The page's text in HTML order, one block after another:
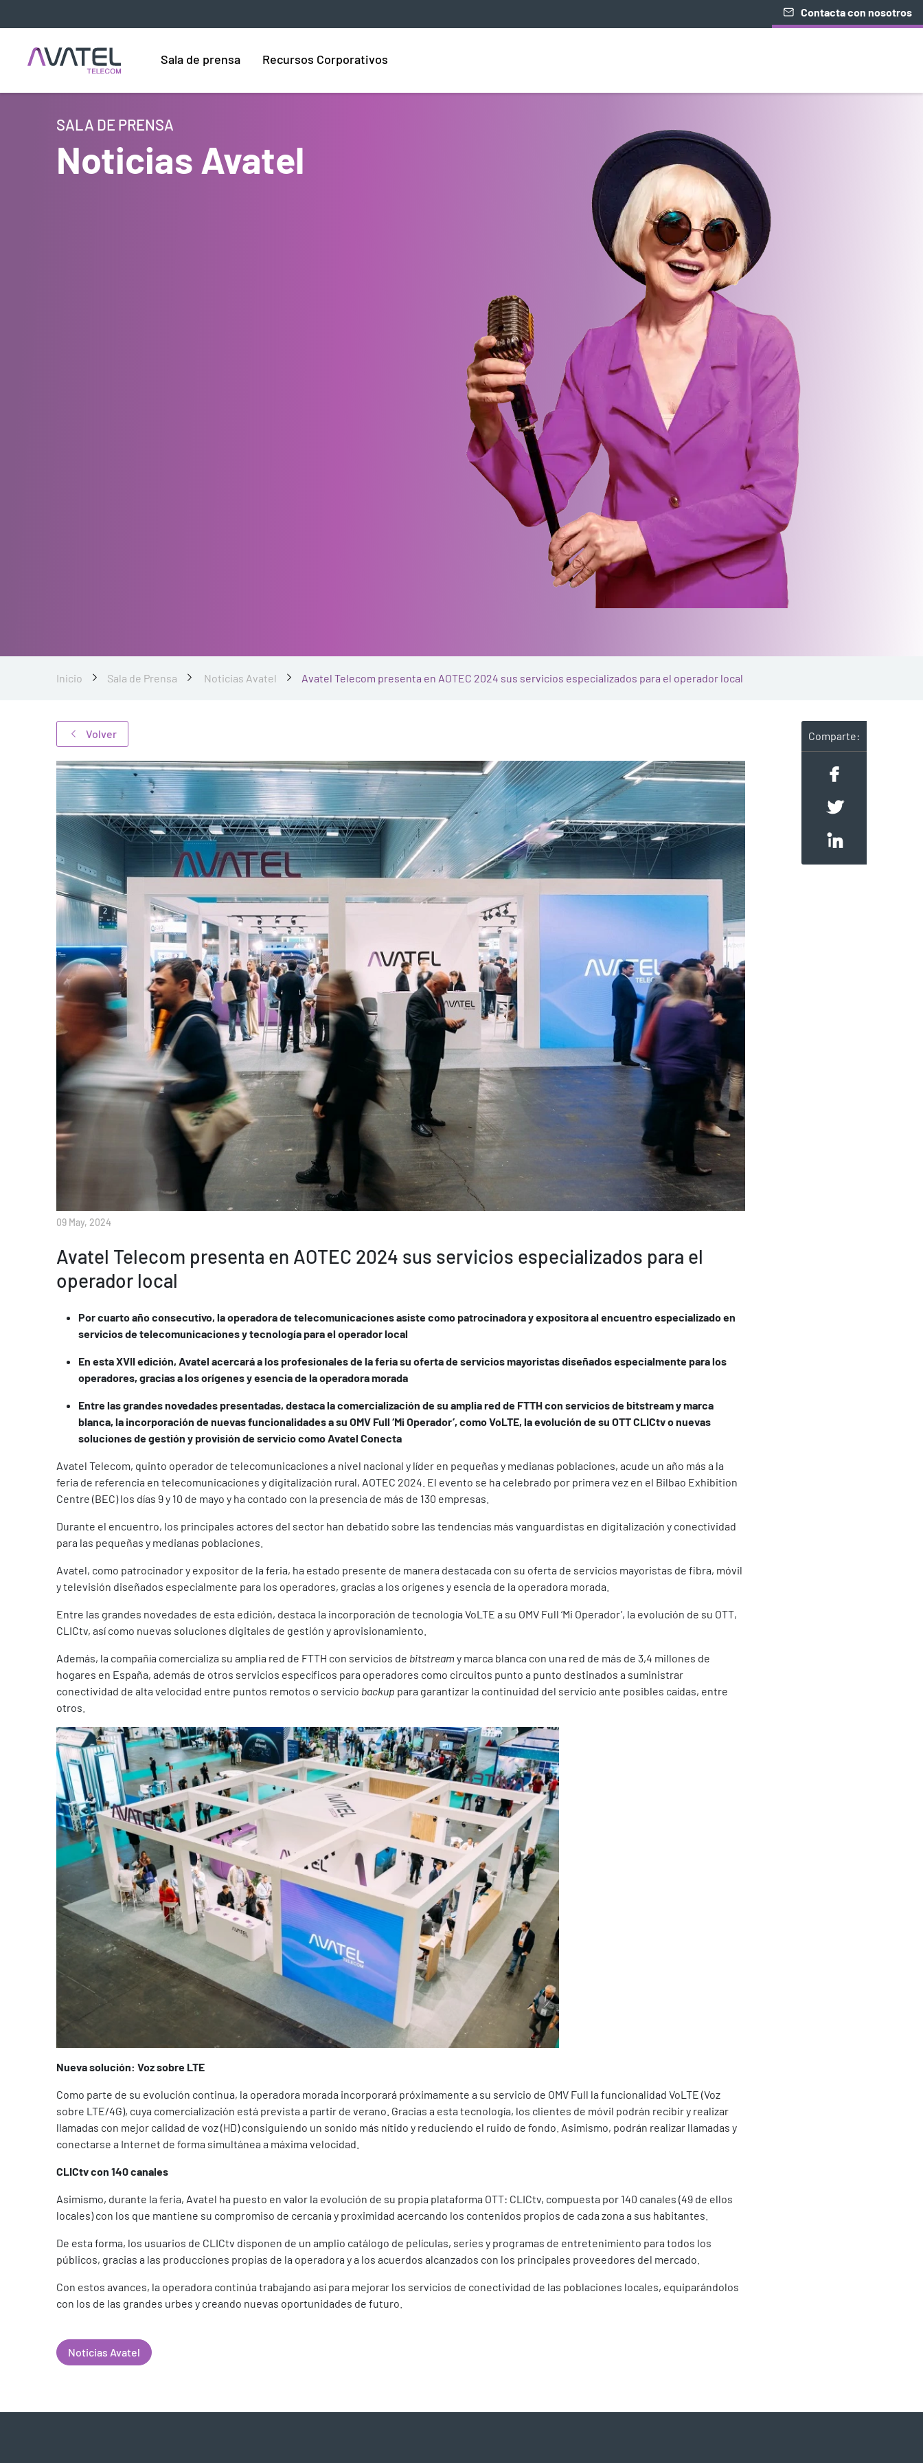
Contacta con nosotros
Sala de prensa Recursos Corporativos
SALA DE PRENSA
Noticias Avatel
Inicio Sala de Prensa Noticias Avatel Avatel Telecom presenta en AOTEC 2024 sus servicios especializados para el operador local
Volver
09 May, 2024
Avatel Telecom presenta en AOTEC 2024 sus servicios especializados para el
operador local
Por cuarto año consecutivo, la operadora de telecomunicaciones asiste como patrocinadora y expositora al encuentro especializado en
servicios de telecomunicaciones y tecnología para el operador local
En esta XVII edición, Avatel acercará a los profesionales de la feria su oferta de servicios mayoristas diseñados especialmente para los
operadores, gracias a los orígenes y esencia de la operadora morada
Entre las grandes novedades presentadas, destaca la comercialización de su amplia red de FTTH con servicios de bitstream y marca
blanca, la incorporación de nuevas funcionalidades a su OMV Full ‘Mi Operador’, como VoLTE, la evolución de su OTT CLICtv o nuevas
soluciones de gestión y provisión de servicio como Avatel Conecta
Avatel Telecom, quinto operador de telecomunicaciones a nivel nacional y líder en pequeñas y medianas poblaciones, acude un año más a la
feria de referencia en telecomunicaciones y digitalización rural, AOTEC 2024. El evento se ha celebrado por primera vez en el Bilbao Exhibition
Centre (BEC) los días 9 y 10 de mayo y ha contado con la presencia de más de 130 empresas.
Durante el encuentro, los principales actores del sector han debatido sobre las tendencias más vanguardistas en digitalización y conectividad
para las pequeñas y medianas poblaciones.
Avatel, como patrocinador y expositor de la feria, ha estado presente de manera destacada con su oferta de servicios mayoristas de fibra, móvil
y televisión diseñados especialmente para los operadores, gracias a los orígenes y esencia de la operadora morada.
Entre las grandes novedades de esta edición, destaca la incorporación de tecnología VoLTE a su OMV Full ‘Mi Operador’, la evolución de su OTT,
CLICtv, así como nuevas soluciones digitales de gestión y aprovisionamiento.
Además, la compañía comercializa su amplia red de FTTH con servicios de bitstream y marca blanca con una red de más de 3,4 millones de
hogares en España, además de otros servicios específicos para operadores como circuitos punto a punto destinados a suministrar
conectividad de alta velocidad entre puntos remotos o servicio backup para garantizar la continuidad del servicio ante posibles caídas, entre
otros.
Nueva solución: Voz sobre LTE
Como parte de su evolución continua, la operadora morada incorporará próximamente a su servicio de OMV Full la funcionalidad VoLTE (Voz
sobre LTE/4G), cuya comercialización está prevista a partir de verano. Gracias a esta tecnología, los clientes de móvil podrán recibir y realizar
llamadas con mejor calidad de voz (HD) consiguiendo un sonido más nítido y reduciendo el ruido de fondo. Asimismo, podrán realizar llamadas y
conectarse a Internet de forma simultánea a máxima velocidad.
CLICtv con 140 canales
Asimismo, durante la feria, Avatel ha puesto en valor la evolución de su propia plataforma OTT: CLICtv, compuesta por 140 canales (49 de ellos
locales) con los que mantiene su compromiso de cercanía y proximidad acercando los contenidos propios de cada zona a sus habitantes.
De esta forma, los usuarios de CLICtv disponen de un amplio catálogo de películas, series y programas de entretenimiento para todos los
públicos, gracias a las producciones propias de la operadora y a los acuerdos alcanzados con los principales proveedores del mercado.
Con estos avances, la operadora continúa trabajando así para mejorar los servicios de conectividad de las poblaciones locales, equiparándolos
con los de las grandes urbes y creando nuevas oportunidades de futuro.
Noticias Avatel
Comparte: